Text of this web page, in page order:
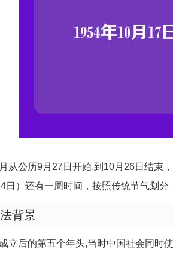
从公历9月27日开始,到10月26日结束
日）还有一周时间，按照传统节气划分
背景
立后的第五个年头,当时中国社会同时